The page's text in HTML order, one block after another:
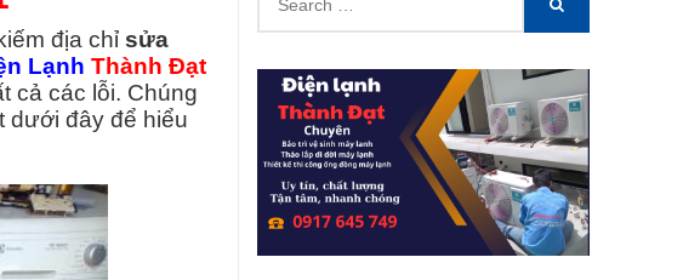
địa chỉ sửa
Lạnh Thành Đạt
cả các lỗi. Chúng
dưới đây để hiểu
for: